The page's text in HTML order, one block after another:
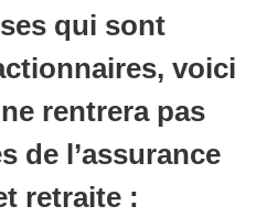
qui sont
voici
rentrera pas
de l’assurance
retraite :